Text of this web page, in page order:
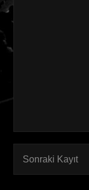
Sonraki Kayıt